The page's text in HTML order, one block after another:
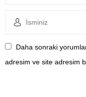
Daha sonraki
adresim ve site adresim